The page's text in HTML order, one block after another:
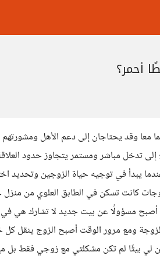
أحمر؟
معا وقد يحتاجان إلى دعم الأهل
تدخل مباشر ومستمر يتجاوز حدود
يبدأ في توجيه حياة الزوجين وتحديد
كانت تسكن في الطابق العلوي من منزل
أصبح مسؤولًا عن بيت جديد لا تشارك هي
ومع مرور الوقت أصبح الزوج ينقل كل
لي بيتًا لم تكن مشكلتي مع زوجي فقط بل